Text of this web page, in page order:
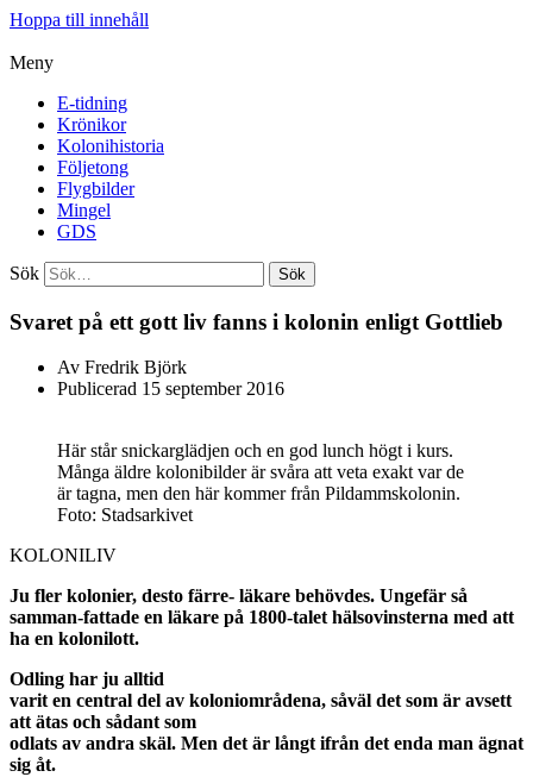
Hoppa till innehåll
Meny
E-tidning
Krönikor
Kolonihistoria
Följetong
Flygbilder
Mingel
GDS
Sök Sök
Svaret på ett gott liv fanns i kolonin enligt Gottlieb
Av Fredrik Björk
Publicerad 15 september 2016
Här står snickarglädjen och en god lunch högt i kurs.
Många äldre kolonibilder är svåra att veta exakt var de
är tagna, men den här kommer från Pildammskolonin.
Foto: Stadsarkivet
KOLONILIV
Ju fler kolonier, desto färre- läkare behövdes. Ungefär så
samman-fattade en läkare på 1800-talet hälsovinsterna med att
ha en kolonilott.
Odling har ju alltid
varit en central del av koloniområdena, såväl det som är avsett
att ätas och sådant som
odlats av andra skäl. Men det är långt ifrån det enda man ägnat
sig åt.